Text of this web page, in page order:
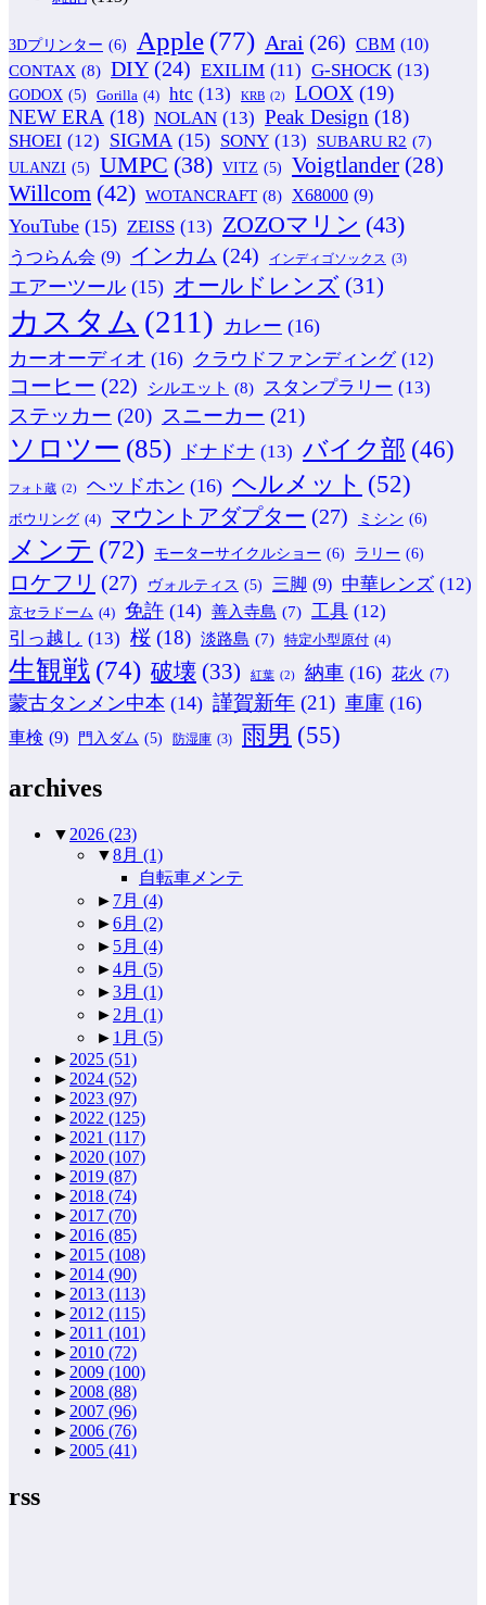
3Dプリンター (6) Apple (77) Arai (26) CBM (10)
CONTAX (8) DIY (24) EXILIM (11) G-SHOCK (13)
GODOX (5) Gorilla (4) htc (13) KRB (2) LOOX (19)
NEW ERA (18) NOLAN (13) Peak Design (18)
SHOEI (12) SIGMA (15) SONY (13) SUBARU R2 (7)
ULANZI (5) UMPC (38) VITZ (5) Voigtlander (28)
Willcom (42) WOTANCRAFT (8) X68000 (9)
YouTube (15) ZEISS (13) ZOZOマリン (43)
うつらん会 (9) インカム (24) インディゴソックス (3)
エアーツール (15) オールドレンズ (31)
カスタム (211) カレー (16)
カーオーディオ (16) クラウドファンディング (12)
コーヒー (22) シルエット (8) スタンプラリー (13)
ステッカー (20) スニーカー (21)
ソロツー (85) ドナドナ (13) バイク部 (46)
フォト蔵 (2) ヘッドホン (16) ヘルメット (52)
ボウリング (4) マウントアダプター (27) ミシン (6)
メンテ (72) モーターサイクルショー (6) ラリー (6)
ロケフリ (27) ヴォルティス (5) 三脚 (9) 中華レンズ (12)
京セラドーム (4) 免許 (14) 善入寺島 (7) 工具 (12)
引っ越し (13) 桜 (18) 淡路島 (7) 特定小型原付 (4)
生観戦 (74) 破壊 (33) 紅葉 (2) 納車 (16) 花火 (7)
蒙古タンメン中本 (14) 謹賀新年 (21) 車庫 (16)
車検 (9) 門入ダム (5) 防湿庫 (3) 雨男 (55)
archives
▼ 2026 (23)
▼8月 (1)
自転車メンテ
► 7月 (4)
►6月 (2)
► 5月 (4)
►4月 (5)
►3月 (1)
► 2月 (1)
► 1月 (5)
► 2025 (51)
► 2024 (52)
► 2023 (97)
► 2022 (125)
► 2021 (117)
► 2020 (107)
► 2019 (87)
► 2018 (74)
► 2017 (70)
► 2016 (85)
► 2015 (108)
► 2014 (90)
► 2013 (113)
► 2012 (115)
► 2011 (101)
► 2010 (72)
► 2009 (100)
► 2008 (88)
► 2007 (96)
► 2006 (76)
► 2005 (41)
rss